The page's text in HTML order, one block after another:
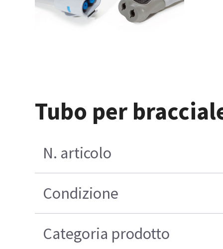
Tubo per
N. articolo
Condizione
Categoria prodotto